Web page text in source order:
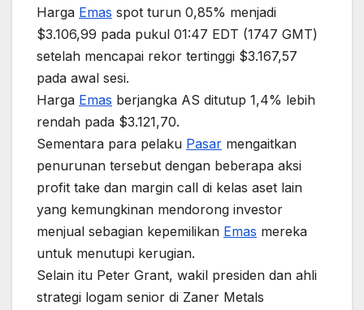
Harga Emas spot turun 0,85% menjadi
$3.106,99 pada pukul 01:47 EDT (1747 GMT)
setelah mencapai rekor tertinggi $3.167,57
pada awal sesi.
Harga Emas berjangka AS ditutup 1,4% lebih
rendah pada $3.121,70.
Sementara para pelaku Pasar mengaitkan
penurunan tersebut dengan beberapa aksi
profit take dan margin call di kelas aset lain
yang kemungkinan mendorong investor
menjual sebagian kepemilikan Emas mereka
untuk menutupi kerugian.
Selain itu Peter Grant, wakil presiden dan ahli
strategi logam senior di Zaner Metals